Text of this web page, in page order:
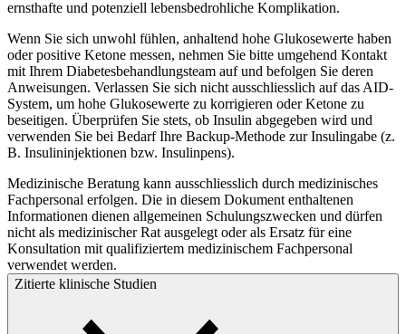
ernsthafte und potenziell lebensbedrohliche Komplikation.
Wenn Sie sich unwohl fühlen, anhaltend hohe Glukosewerte haben
oder positive Ketone messen, nehmen Sie bitte umgehend Kontakt
mit Ihrem Diabetesbehandlungsteam auf und befolgen Sie deren
Anweisungen. Verlassen Sie sich nicht ausschliesslich auf das AID-
System, um hohe Glukosewerte zu korrigieren oder Ketone zu
beseitigen. Überprüfen Sie stets, ob Insulin abgegeben wird und
verwenden Sie bei Bedarf Ihre Backup-Methode zur Insulingabe (z.
B. Insulininjektionen bzw. Insulinpens).
Medizinische Beratung kann ausschliesslich durch medizinisches
Fachpersonal erfolgen. Die in diesem Dokument enthaltenen
Informationen dienen allgemeinen Schulungszwecken und dürfen
nicht als medizinischer Rat ausgelegt oder als Ersatz für eine
Konsultation mit qualifiziertem medizinischem Fachpersonal
verwendet werden.
Zitierte klinische Studien